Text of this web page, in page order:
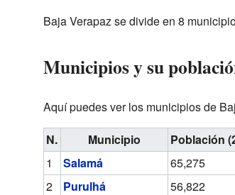
Baja Verapaz se divide en 8
Municipios y su
Aquí puedes ver los municipios de
N.
Municipio
Población
1
Salamá
65,275
2
Purulhá
56,822